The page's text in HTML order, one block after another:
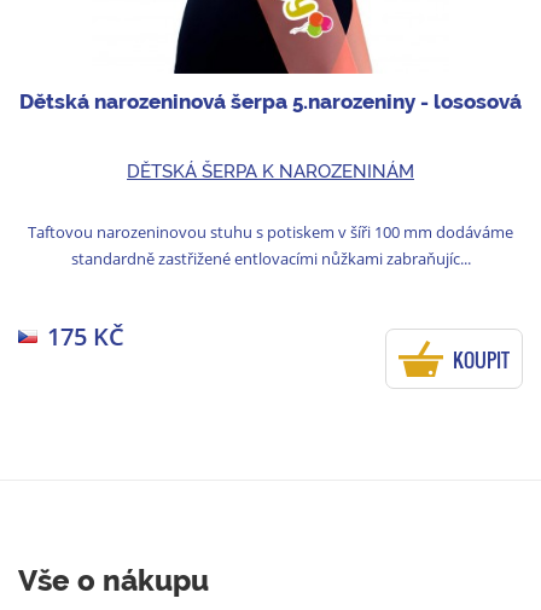
Dětská narozeninová šerpa 5.narozeniny - lososová
DĚTSKÁ ŠERPA K NAROZENINÁM
Taftovou narozeninovou stuhu s potiskem v šíři 100 mm dodáváme
standardně zastřižené entlovacími nůžkami zabraňujíc...
175 KČ
KOUPIT
Vše o nákupu